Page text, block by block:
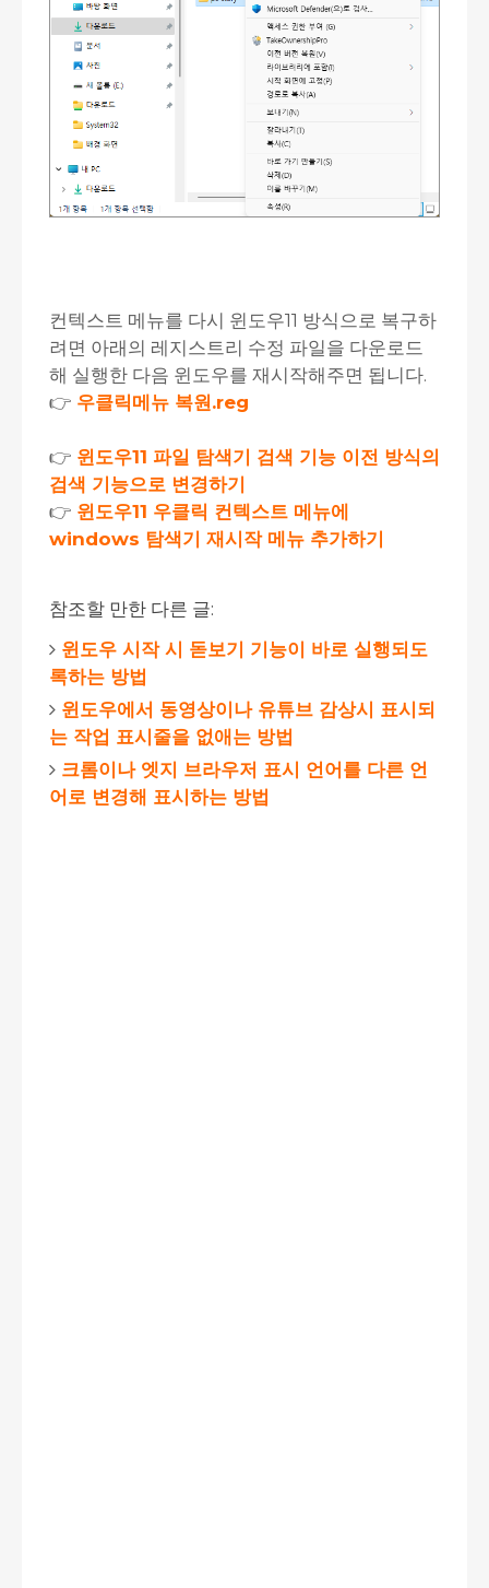
컨텍스트 메뉴를 다시 윈도우11 방식으로 복구하
려면 아래의 레지스트리 수정 파일을 다운로드
해 실행한 다음 윈도우를 재시작해주면 됩니다.
👉 우클릭메뉴 복원.reg
👉 윈도우11 파일 탐색기 검색 기능 이전 방식의
검색 기능으로 변경하기
👉 윈도우11 우클릭 컨텍스트 메뉴에
windows 탐색기 재시작 메뉴 추가하기
참조할 만한 다른 글:
윈도우 시작 시 돋보기 기능이 바로 실행되도
록하는 방법
윈도우에서 동영상이나 유튜브 감상시 표시되
는 작업 표시줄을 없애는 방법
크롬이나 엣지 브라우저 표시 언어를 다른 언
어로 변경해 표시하는 방법